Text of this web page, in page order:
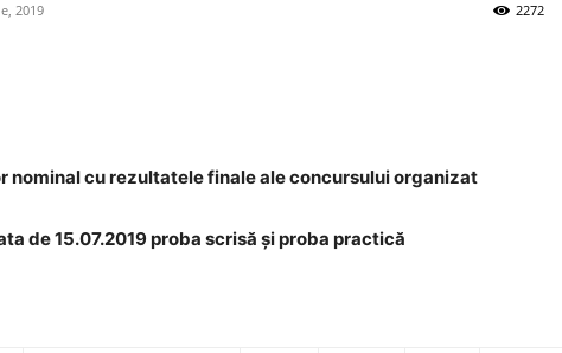
2019 2272
nominal cu rezultatele finale ale concursului organizat
de 15.07.2019 proba scrisă și proba practică